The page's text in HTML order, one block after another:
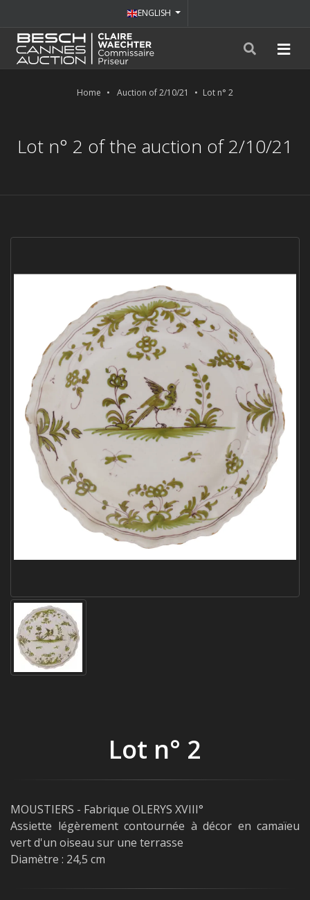
ENGLISH
Home Auction of 2/10/21 Lot n° 2
Lot n° 2 of the auction of 2/10/21
Lot n° 2
MOUSTIERS - Fabrique OLERYS XVIII°
Assiette légèrement contournée à décor en camaïeu
vert d'un oiseau sur une terrasse
Diamètre : 24,5 cm